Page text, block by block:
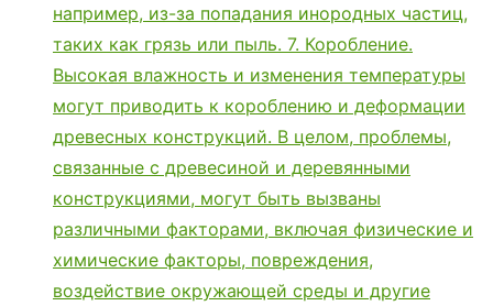
например, из-за попадания инородных частиц,
таких как грязь или пыль. 7. Коробление.
Высокая влажность и изменения температуры
могут приводить к короблению и деформации
древесных конструкций. В целом, проблемы,
связанные с древесиной и деревянными
конструкциями, могут быть вызваны
различными факторами, включая физические и
химические факторы, повреждения,
воздействие окружающей среды и другие